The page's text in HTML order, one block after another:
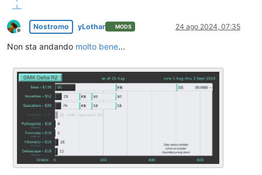
Non in linea
Nostromo yLothar MODS 24 ago 2024, 07:35
Non sta andando molto bene...